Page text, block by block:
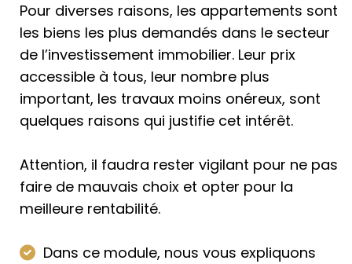
Pour diverses raisons, les appartements sont
les biens les plus demandés dans le secteur
de l’investissement immobilier. Leur prix
accessible à tous, leur nombre plus
important, les travaux moins onéreux, sont
quelques raisons qui justifie cet intérêt.
Attention, il faudra rester vigilant pour ne pas
faire de mauvais choix et opter pour la
meilleure rentabilité.
Dans ce module, nous vous expliquons